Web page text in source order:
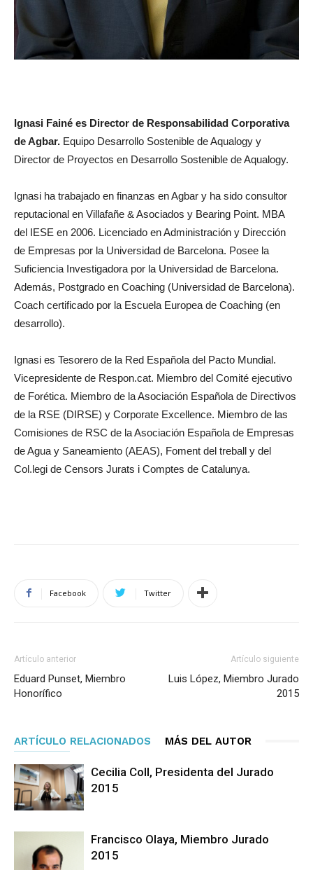
Ignasi Fainé es Director de Responsabilidad Corporativa
de Agbar. Equipo Desarrollo Sostenible de Aqualogy y
Director de Proyectos en Desarrollo Sostenible de Aqualogy.
Ignasi ha trabajado en finanzas en Agbar y ha sido consultor
reputacional en Villafañe & Asociados y Bearing Point. MBA
del IESE en 2006. Licenciado en Administración y Dirección
de Empresas por la Universidad de Barcelona. Posee la
Suficiencia Investigadora por la Universidad de Barcelona.
Además, Postgrado en Coaching (Universidad de Barcelona).
Coach certificado por la Escuela Europea de Coaching (en
desarrollo).
Ignasi es Tesorero de la Red Española del Pacto Mundial.
Vicepresidente de Respon.cat. Miembro del Comité ejecutivo
de Forética. Miembro de la Asociación Española de Directivos
de la RSE (DIRSE) y Corporate Excellence. Miembro de las
Comisiones de RSC de la Asociación Española de Empresas
de Agua y Saneamiento (AEAS), Foment del treball y del
Col.legi de Censors Jurats i Comptes de Catalunya.
Facebook Twitter
Artículo anterior
Eduard Punset, Miembro
Honorífico
Artículo siguiente
Luis López, Miembro Jurado
2015
ARTÍCULO RELACIONADOS MÁS DEL AUTOR
Cecilia Coll, Presidenta del Jurado
2015
Francisco Olaya, Miembro Jurado
2015